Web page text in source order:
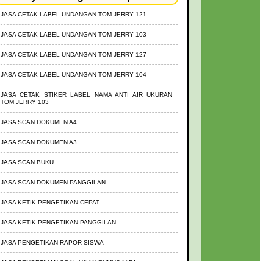
JASA CETAK LABEL UNDANGAN TOM JERRY 121
JASA CETAK LABEL UNDANGAN TOM JERRY 103
JASA CETAK LABEL UNDANGAN TOM JERRY 127
JASA CETAK LABEL UNDANGAN TOM JERRY 104
JASA CETAK STIKER LABEL NAMA ANTI AIR UKURAN
TOM JERRY 103
JASA SCAN DOKUMEN A4
JASA SCAN DOKUMEN A3
JASA SCAN BUKU
JASA SCAN DOKUMEN PANGGILAN
JASA KETIK PENGETIKAN CEPAT
JASA KETIK PENGETIKAN PANGGILAN
JASA PENGETIKAN RAPOR SISWA